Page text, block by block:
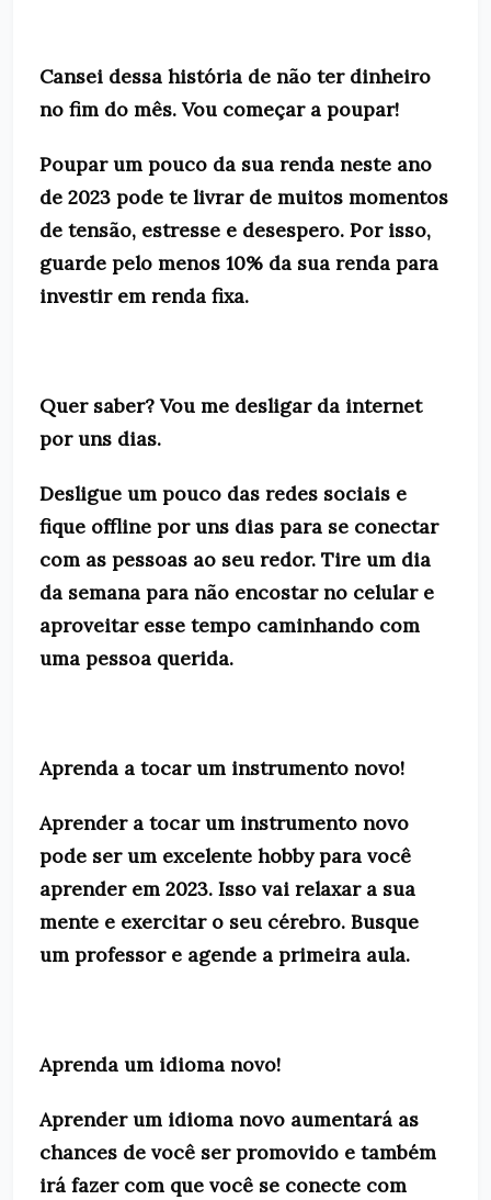
Cansei dessa história de não ter dinheiro
no fim do mês. Vou começar a poupar!
Poupar um pouco da sua renda neste ano
de 2023 pode te livrar de muitos momentos
de tensão, estresse e desespero. Por isso,
guarde pelo menos 10% da sua renda para
investir em renda fixa.
Quer saber? Vou me desligar da internet
por uns dias.
Desligue um pouco das redes sociais e
fique offline por uns dias para se conectar
com as pessoas ao seu redor. Tire um dia
da semana para não encostar no celular e
aproveitar esse tempo caminhando com
uma pessoa querida.
Aprenda a tocar um instrumento novo!
Aprender a tocar um instrumento novo
pode ser um excelente hobby para você
aprender em 2023. Isso vai relaxar a sua
mente e exercitar o seu cérebro. Busque
um professor e agende a primeira aula.
Aprenda um idioma novo!
Aprender um idioma novo aumentará as
chances de você ser promovido e também
irá fazer com que você se conecte com